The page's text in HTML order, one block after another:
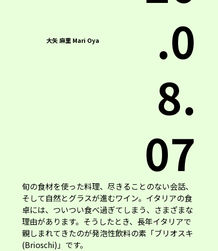
大矢 麻里 Mari Oya
.0
8.
07
旬の食材を使った料理、尽きることのない会話、
そして自然とグラスが進むワイン。イタリアの食
卓には、ついつい食べ過ぎてしまう、さまざまな
理由があります。そうしたとき、長年イタリアで
親しまれてきたのが発泡性飲料の素「ブリオスキ
(Brioschi)」です。